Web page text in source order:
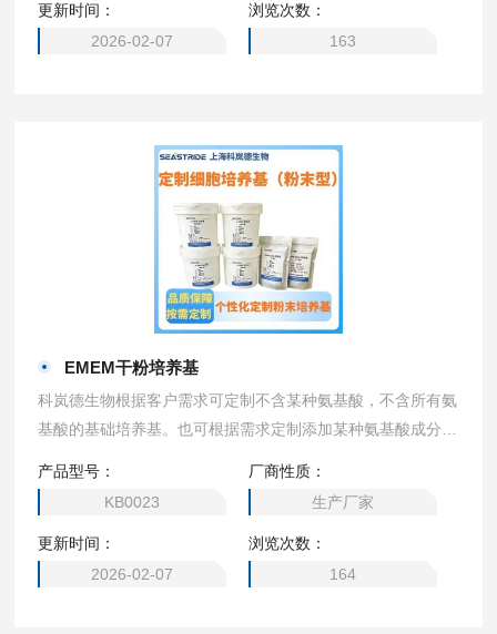
培养基、William’s E 培养基、F10培养基、IMDM培养基）
更新时间：
2026-02-07
浏览次数：
163
EMEM干粉培养基
科岚德生物根据客户需求可定制不含某种氨基酸，不含所有氨
基酸的基础培养基。也可根据需求定制添加某种氨基酸成分的
EM/F12、DMEM 低糖、DMEM 无糖、α- MEM、EMEM，M
cCoy’s 5A、M199培养基、L-15 培养基、F12培养基、F-12K
培养基、William’s E 培养基、F10培养基、IMDM培养基）
产品型号：
KB0023
厂商性质：
生产厂家
更新时间：
2026-02-07
浏览次数：
164